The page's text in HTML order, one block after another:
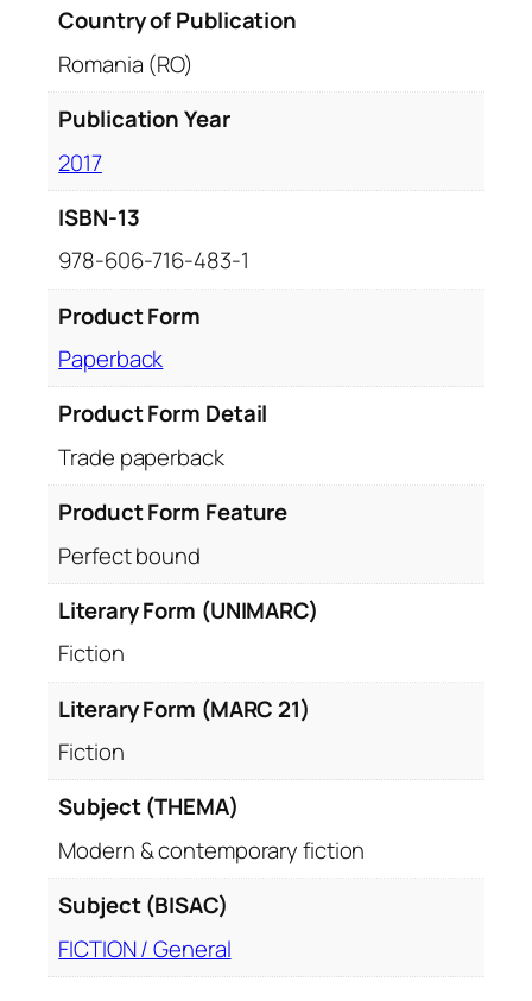
Country of Publication
Romania (RO)
Publication Year
2017
ISBN-13
978-606-716-483-1
Product Form
Paperback
Product Form Detail
Trade paperback
Product Form Feature
Perfect bound
Literary Form (UNIMARC)
Fiction
Literary Form (MARC 21)
Fiction
Subject (THEMA)
Modern & contemporary fiction
Subject (BISAC)
FICTION / General